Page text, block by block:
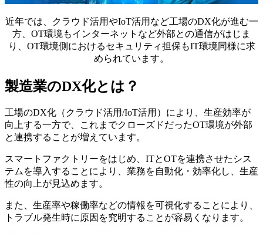
近年では、クラウド活用やIoT活用など工場のDX化が進む一
方、OT環境もインターネットなど外部との通信がはじま
り、OT環境側におけるセキュリティ担保もIT環境同様に求
められています。
製造業のDX化とは？
工場のDX化（クラウド活用/IoT活用）により、生産効率が
向上する一方で、これまでクローズドだったOT環境が外部
と連携することが増えています。
スマートファクトリーをはじめ、ITとOTを連携させたシス
テムを導入することにより、業務を自動化・効率化し、生産
性の向上が見込めます。
また、生産率や稼働率などの情報を可視化することにより、
トラブル発生時に原因を究明することが容易くなります。